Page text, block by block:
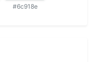
#6c918e